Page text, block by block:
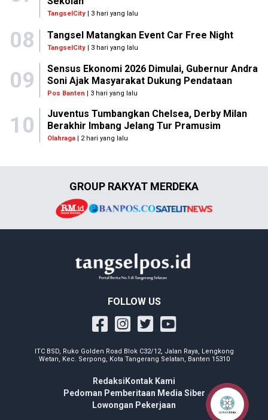
TangselCity| 3 hari yang lalu
08 Tangsel Matangkan Event Car Free Night
TangselCity | 3 hari yang lalu
09
Sensus Ekonomi 2026 Dimulai, Gubernur Andra
Soni Ajak Masyarakat Dukung Pendataan
Pos Banten | 3 hari yang lalu
10
Juventus Tumbangkan Chelsea, Derby Milan
Berakhir Imbang Jelang Tur Pramusim
Olahraga| 2 hari yang lalu
GROUP RAKYAT MERDEKA
FOLLOW US
ITC BSD, Ruko Golden Road Blok C32/12, Jalan Raya, Lengkong
Wetan, Kec. Serpong, Kota Tangerang Selatan, Banten 15310
Redaksi Kontak Kami
Pedoman Pemberitaan Media Siber
Lowongan Pekerjaan